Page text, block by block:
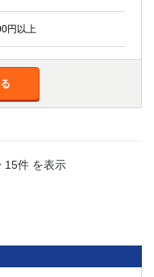
円以上
15件 を表示
しく